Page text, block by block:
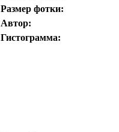
Размер фотки:
Автор:
Гистограмма: